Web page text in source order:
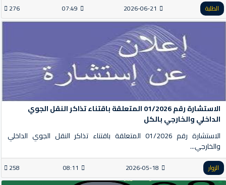
الطلبة 2026-06-21
07:49
276
الاستشارة رقم 01/2026 المتعلقة باقتناء تذاكر النقل الجوي
الداخلي والخارجي بالكل
الاستشارة رقم 01/2026 المتعلقة باقتناء تذاكر النقل الجوي الداخلي
والخارجي...
الزوار 2026-05-18
08:11
258